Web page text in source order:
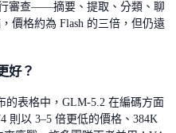
審查——摘要、提取、分類、聊
價格約為 Flash 的三倍，但仍遠
好？
的表格中，GLM-5.2 在編碼方面
則以 3–5 倍更低的價格、384K